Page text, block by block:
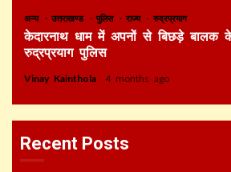
अन्य उत्तराखण्ड पुलिस राज्य रुद्रप्रयाग
केदारनाथ धाम में अपनों से बिछड़े बालक
रुद्रप्रयाग पुलिस
Vinay Kainthola 4 months ago
Recent Posts